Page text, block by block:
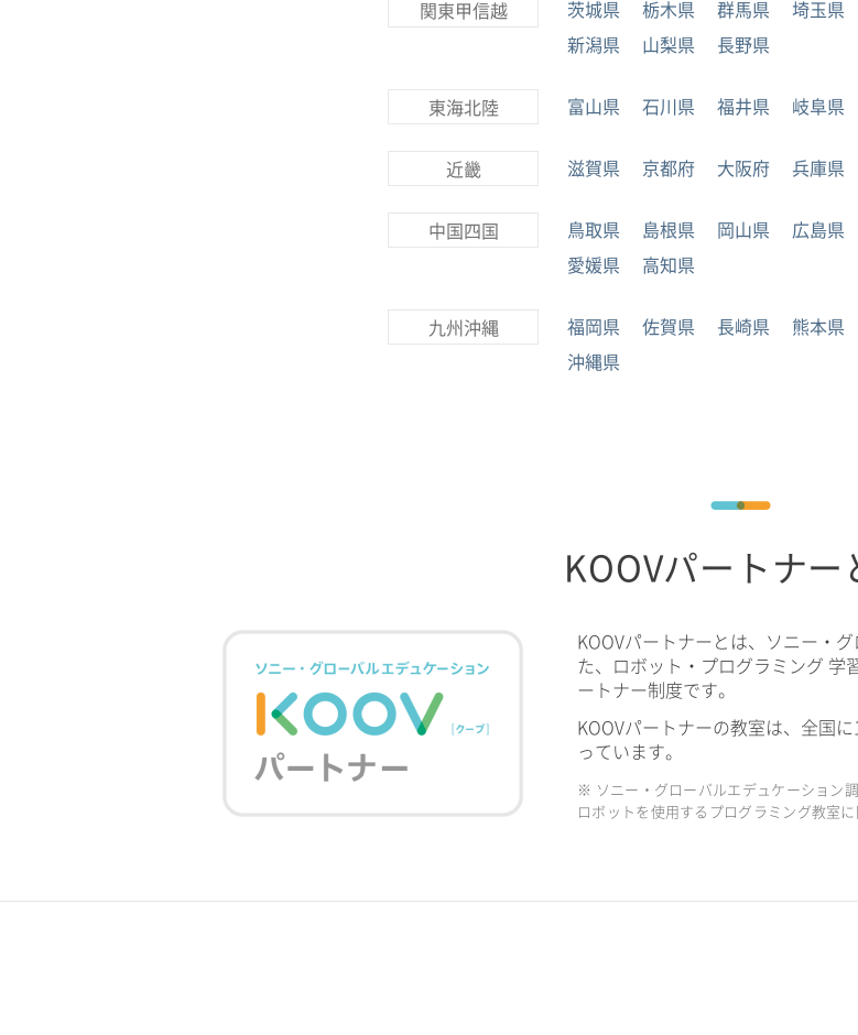
関東甲信越 茨城県 栃木県 群馬県 埼玉県
新潟県
山梨県 長野県
東海北陸 富山県 石川県 福井県 岐阜県
近畿 滋賀県 京都府 大阪府 兵庫県
中国四国 鳥取県 島根県 岡山県 広島県
愛媛県
高知県
九州沖縄 福岡県 佐賀県 長崎県 熊本県
沖縄県
KOOVパートナー
KOOVパートナーとは、ソニー・
た、ロボット・プログラミング 学
ートナー制度です。
KOOVパートナーの教室は、全国
っています。
※ ソニー・グローバルエデュケーション調
ロボットを使用するプログラミング教室